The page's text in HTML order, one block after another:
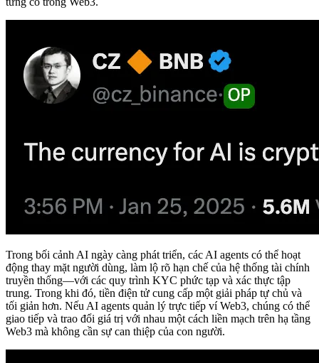
Trong bối cảnh AI ngày càng phát triển, các AI agents có thể hoạt
động thay mặt người dùng, làm lộ rõ hạn chế của hệ thống tài chính
truyền thống—với các quy trình KYC phức tạp và xác thực tập
trung. Trong khi đó, tiền điện tử cung cấp một giải pháp tự chủ và
tối giản hơn. Nếu AI agents quản lý trực tiếp ví Web3, chúng có thể
giao tiếp và trao đổi giá trị với nhau một cách liền mạch trên hạ tầng
Web3 mà không cần sự can thiệp của con người.